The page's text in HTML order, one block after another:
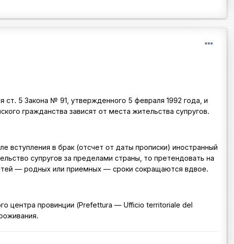
ст. 5 Закона № 91, утвержденного 5 февраля 1992 года, и
гражданства зависят от места жительства супругов.
вступления в брак (отсчет от даты прописки) иностранный
супругов за пределами страны, то претендовать на
— родных или приемных — сроки сокращаются вдвое.
центра провинции (Prefettura — Ufficio territoriale del